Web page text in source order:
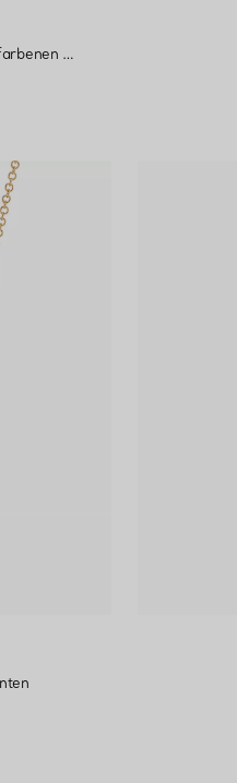
Kleiner Anhänger in Roségold mit einem rosafarbenen Saphir